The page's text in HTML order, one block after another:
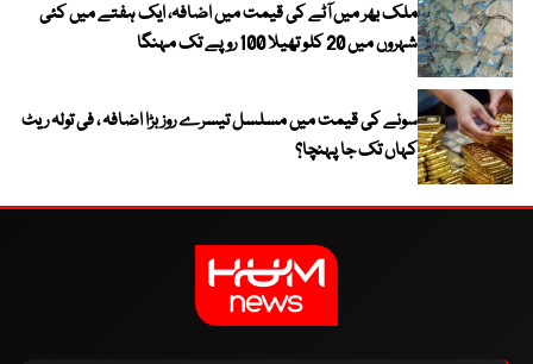
ملک بھر میں آٹے کی قیمت میں اضافہ، ایک ہفتے میں کئی
شہروں میں 20 کلو تھیلا 100 روپے تک مہنگا
سونے کی قیمت میں مسلسل تیسرے روز بڑا اضافہ ، فی تولہ ریٹ
کہاں تک جا پہنچا؟